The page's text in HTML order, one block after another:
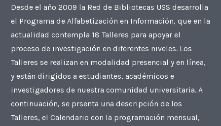
Desde el año 2009 la Red de Bibliotecas USS desarrolla
el Programa de Alfabetización en Información, que en la
actualidad contempla 18 Talleres para apoyar el
proceso de investigación en diferentes niveles. Los
Talleres se realizan en modalidad presencial y en línea,
y están dirigidos a estudiantes, académicos e
investigadores de nuestra comunidad universitaria. A
continuación, se prsenta una descripción de los
Talleres, el Calendario con la programación mensual,